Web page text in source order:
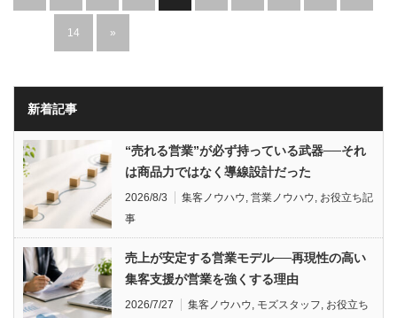
14 »
新着記事
“売れる営業”が必ず持っている武器──それ
は商品力ではなく導線設計だった
2026/8/3 集客ノウハウ, 営業ノウハウ, お役立ち記
事
売上が安定する営業モデル──再現性の高い
集客支援が営業を強くする理由
2026/7/27 集客ノウハウ, モズスタッフ, お役立ち